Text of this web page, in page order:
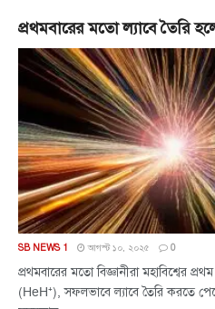
প্রথমবারের মতো ল্যাবে তৈরি
SB NEWS 1 আগস্ট ১০, ২০২৫ 0
প্রথমবারের মতো বিজ্ঞানীরা মহাবিশ্বের
(HeH⁺), সফলভাবে ল্যাবে তৈরি করতে